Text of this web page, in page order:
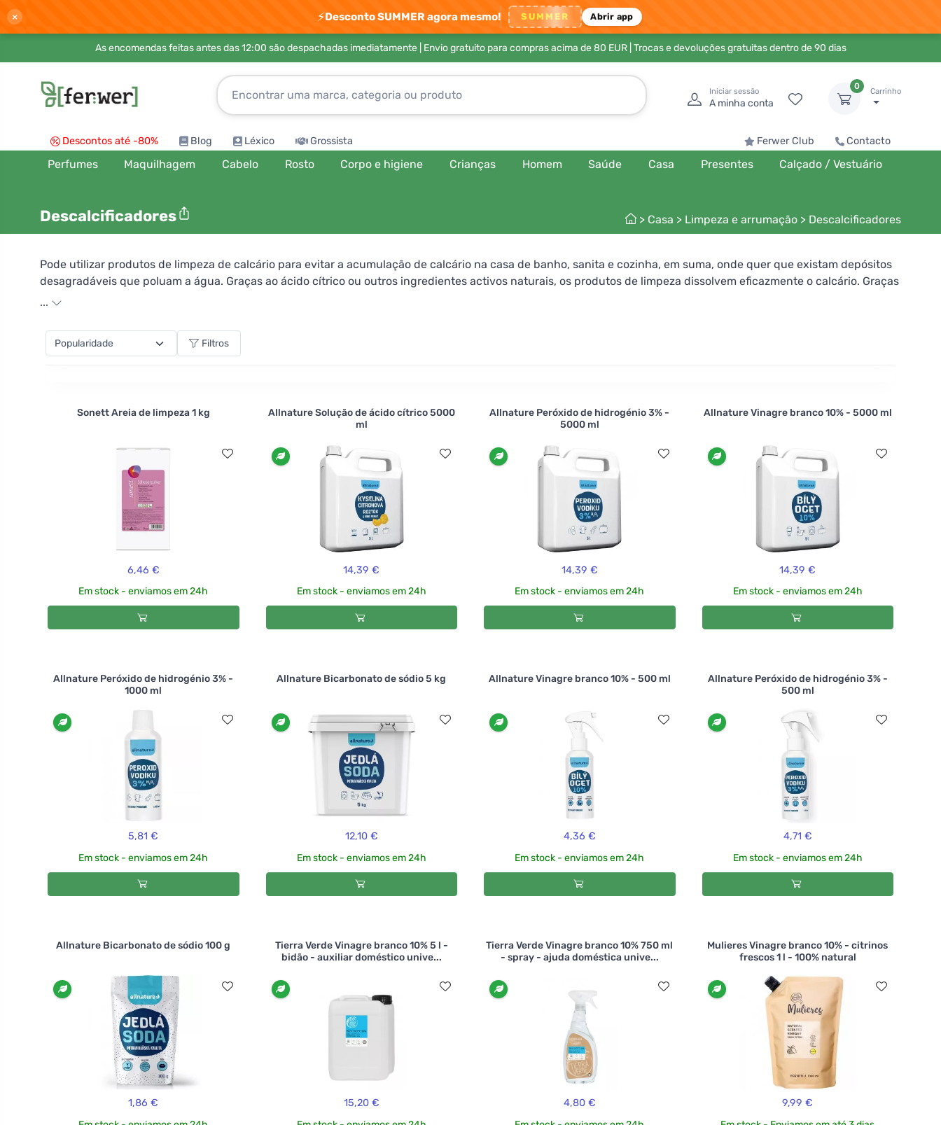
× ⚡Desconto SUMMER agora mesmo! SUMMER Abrir app
As encomendas feitas antes das 12:00 são despachadas imediatamente | Envio gratuito para compras acima de 80 EUR| Trocas e devoluções gratuitas dentro de 90 dias
Iniciar sessão
A minha conta
0
Carrinho
Descontos até -80% Blog Léxico Grossista Ferwer Club Contacto
Perfumes Maquilhagem Cabelo Rosto Corpo e higiene Crianças Homem Saúde Casa Presentes Calçado / Vestuário
> Casa > Limpeza e arrumação > Descalcificadores
Descalcificadores
Pode utilizar produtos de limpeza de calcário para evitar a acumulação de calcário na casa de banho, sanita e cozinha, em suma, onde quer que existam depósitos
desagradáveis que poluam a água. Graças ao ácido cítrico ou outros ingredientes activos naturais, os produtos de limpeza dissolvem eficazmente o calcário. Graças
aos óleos essenciais adicionados, cheiram muito bem e deixam a superfície tratada não só limpa mas também com cheiro a fresco. A sua força não está no seu
>br>
...
Filtros
Sonett Areia de limpeza 1 kg
6,46 €
Em stock - enviamos em 24h
Allnature Solução de ácido cítrico 5000
ml
14,39 €
Em stock - enviamos em 24h
Allnature Peróxido de hidrogénio 3% -
5000 ml
14,39 €
Em stock - enviamos em 24h
Allnature Vinagre branco 10% - 5000 ml
14,39 €
Em stock - enviamos em 24h
Allnature Peróxido de hidrogénio 3% -
1000 ml
5,81 €
Em stock - enviamos em 24h
Allnature Bicarbonato de sódio 5 kg
12,10 €
Em stock - enviamos em 24h
Allnature Vinagre branco 10% - 500 ml
4,36 €
Em stock - enviamos em 24h
Allnature Peróxido de hidrogénio 3% -
500 ml
4,71 €
Em stock - enviamos em 24h
Allnature Bicarbonato de sódio 100 g
1,86 €
Tierra Verde Vinagre branco 10% 5 l -
bidão - auxiliar doméstico unive...
15,20 €
Tierra Verde Vinagre branco 10% 750 ml
- spray - ajuda doméstica unive...
4,80 €
Mulieres Vinagre branco 10% - citrinos
frescos 1 l - 100% natural
9,99 €